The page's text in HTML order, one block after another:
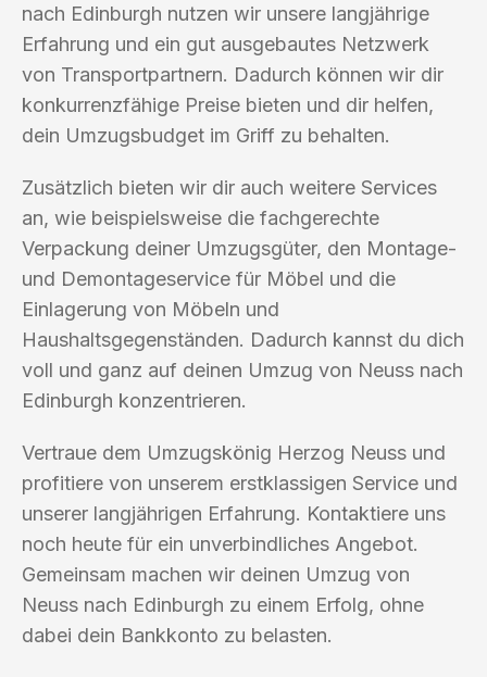
nach Edinburgh nutzen wir unsere langjährige
Erfahrung und ein gut ausgebautes Netzwerk
von Transportpartnern. Dadurch können wir dir
konkurrenzfähige Preise bieten und dir helfen,
dein Umzugsbudget im Griff zu behalten.
Zusätzlich bieten wir dir auch weitere Services
an, wie beispielsweise die fachgerechte
Verpackung deiner Umzugsgüter, den Montage-
und Demontageservice für Möbel und die
Einlagerung von Möbeln und
Haushaltsgegenständen. Dadurch kannst du dich
voll und ganz auf deinen Umzug von Neuss nach
Edinburgh konzentrieren.
Vertraue dem Umzugskönig Herzog Neuss und
profitiere von unserem erstklassigen Service und
unserer langjährigen Erfahrung. Kontaktiere uns
noch heute für ein unverbindliches Angebot.
Gemeinsam machen wir deinen Umzug von
Neuss nach Edinburgh zu einem Erfolg, ohne
dabei dein Bankkonto zu belasten.